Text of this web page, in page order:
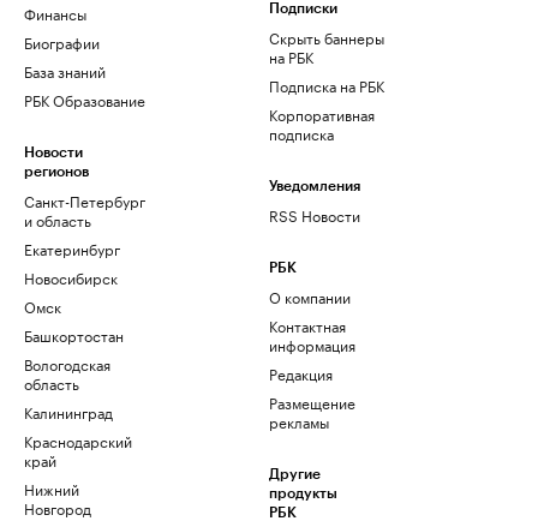
Финансы
Биографии
База знаний
РБК Образование
Новости
регионов
Санкт-Петербург
и область
Екатеринбург
Новосибирск
Омск
Башкортостан
Вологодская
область
Калининград
Краснодарский
край
Нижний
Новгород
Подписки
Скрыть баннеры
на РБК
Подписка на РБК
Корпоративная
подписка
Уведомления
RSS Новости
РБК
О компании
Контактная
информация
Редакция
Размещение
рекламы
Другие
продукты
РБК